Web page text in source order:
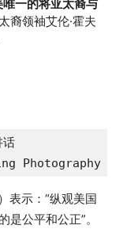
唯一的将亚太裔与
裔领袖艾伦·霍夫
话
Photography
表示：“纵观美国
公平和公正”。